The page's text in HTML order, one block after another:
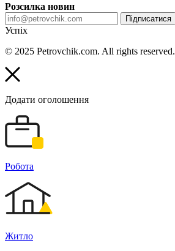
Розсилка новин
Підписатися
Успіх
© 2025 Petrovchik.com. All rights reserved.
Додати оголошення
Робота
Житло